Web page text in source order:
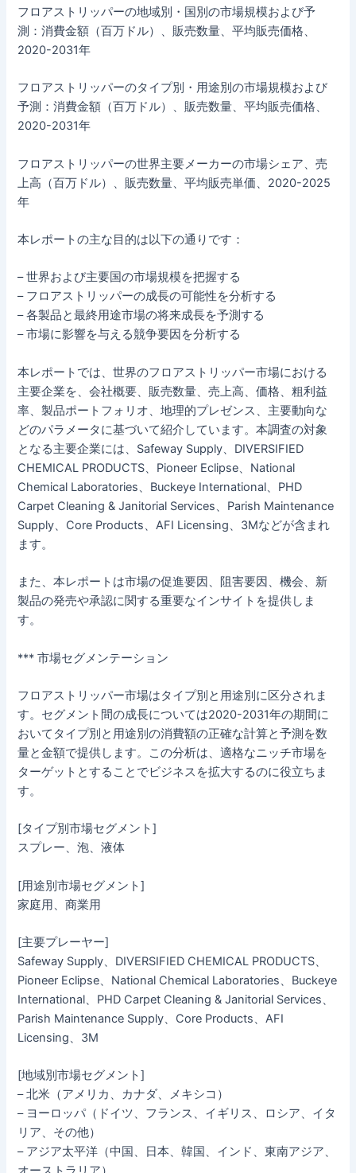
フロアストリッパーの地域別・国別の市場規模および予
測：消費金額（百万ドル）、販売数量、平均販売価格、
2020-2031年
フロアストリッパーのタイプ別・用途別の市場規模および
予測：消費金額（百万ドル）、販売数量、平均販売価格、
2020-2031年
フロアストリッパーの世界主要メーカーの市場シェア、売
上高（百万ドル）、販売数量、平均販売単価、2020-2025
年
本レポートの主な目的は以下の通りです：
– 世界および主要国の市場規模を把握する
– フロアストリッパーの成長の可能性を分析する
– 各製品と最終用途市場の将来成長を予測する
– 市場に影響を与える競争要因を分析する
本レポートでは、世界のフロアストリッパー市場における
主要企業を、会社概要、販売数量、売上高、価格、粗利益
率、製品ポートフォリオ、地理的プレゼンス、主要動向な
どのパラメータに基づいて紹介しています。本調査の対象
となる主要企業には、Safeway Supply、DIVERSIFIED
CHEMICAL PRODUCTS、Pioneer Eclipse、National
Chemical Laboratories、Buckeye International、PHD
Carpet Cleaning & Janitorial Services、Parish Maintenance
Supply、Core Products、AFI Licensing、3Mなどが含まれ
ます。
また、本レポートは市場の促進要因、阻害要因、機会、新
製品の発売や承認に関する重要なインサイトを提供しま
す。
*** 市場セグメンテーション
フロアストリッパー市場はタイプ別と用途別に区分されま
す。セグメント間の成長については2020-2031年の期間に
おいてタイプ別と用途別の消費額の正確な計算と予測を数
量と金額で提供します。この分析は、適格なニッチ市場を
ターゲットとすることでビジネスを拡大するのに役立ちま
す。
[タイプ別市場セグメント]
スプレー、泡、液体
[用途別市場セグメント]
家庭用、商業用
[主要プレーヤー]
Safeway Supply、DIVERSIFIED CHEMICAL PRODUCTS、
Pioneer Eclipse、National Chemical Laboratories、Buckeye
International、PHD Carpet Cleaning & Janitorial Services、
Parish Maintenance Supply、Core Products、AFI
Licensing、3M
[地域別市場セグメント]
– 北米（アメリカ、カナダ、メキシコ）
– ヨーロッパ（ドイツ、フランス、イギリス、ロシア、イタ
リア、その他）
– アジア太平洋（中国、日本、韓国、インド、東南アジア、